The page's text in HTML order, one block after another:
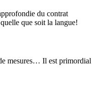
du contrat
que soit la langue!
mesures… Il est primordial